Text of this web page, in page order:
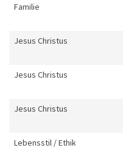
Familie
Jesus Christus
Jesus Christus
Jesus Christus
Lebensstil / Ethik